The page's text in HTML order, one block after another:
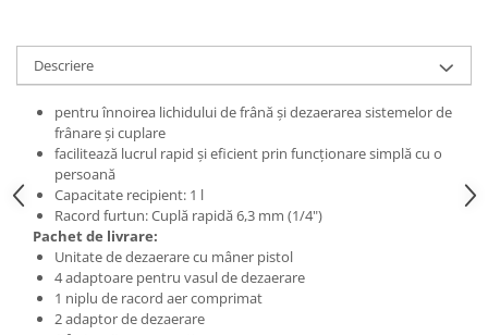
Descriere
pentru înnoirea lichidului de frână şi dezaerarea sistemelor de
frânare şi cuplare
facilitează lucrul rapid şi eficient prin funcţionare simplă cu o
persoană
Capacitate recipient: 1 l
Racord furtun: Cuplă rapidă 6,3 mm (1/4")
Pachet de livrare:
Unitate de dezaerare cu mâner pistol
4 adaptoare pentru vasul de dezaerare
1 niplu de racord aer comprimat
2 adaptor de dezaerare